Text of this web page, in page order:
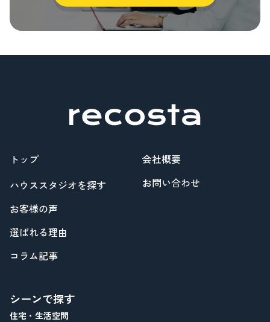
トップ
ハウススタジオを探す
お客様の声
選ばれる理由
コラム記事
会社概要
お問い合わせ
シーンで探す
住宅・生活空間